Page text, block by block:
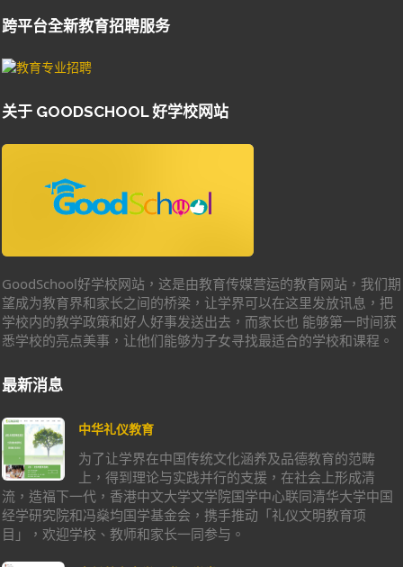
关于 GOODSCHOOL 好学校网站
望成为教育界和家长之间的桥梁，让学界可以在这里发放讯息，把
学校内的教学政策和好人好事发送出去，而家长也 能够第一时间获
悉学校的亮点美事，让他们能够为子女寻找最适合的学校和课程。
最新消息
上，得到理论与实践并行的支援，在社会上形成清
流，造福下一代，香港中文大学文学院国学中心联同清华大学中国
经学研究院和冯燊均国学基金会，携手推动「礼仪文明教育项
目」，欢迎学校、教师和家长一同参与。
惠侨英文中学：世界学堂